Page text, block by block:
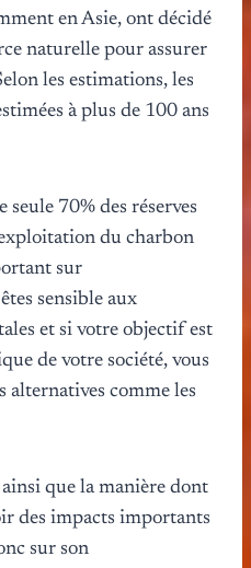
en Asie, ont décidé
naturelle pour assurer
les estimations, les
à plus de 100 ans
seule 70% des réserves
du charbon
sur
sensible aux
et si votre objectif est
de votre société, vous
alternatives comme les
que la manière dont
des impacts importants
sur son